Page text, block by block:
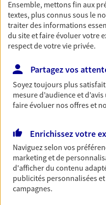
Découvrir les offres
Retraite
votre vie avec les
notre solution PER
spécialement conçue
Découvrir l'offre Retraite
Prévoyance
Pour un avenir serein,
contrat prévoyance.
d'accident ou de
garanties incapacité
invalidité ou de décès.
Ensemble, mettons fin aux
textes, plus connus sous le
traiter des informations
du site et faire évoluer votre
respect de votre vie privée.
Partagez vos
Soyez toujours plus
mesure d’audience et
faire évoluer nos offres et
Enrichissez votre
Naviguez selon vos
marketing et de
d'afficher du contenu
publicités personnalisées
campagnes.